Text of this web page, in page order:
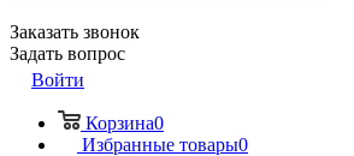
Заказать звонок
Задать вопрос
Войти
Корзина0
Избранные товары0